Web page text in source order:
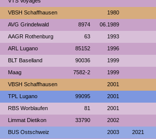
VBSH Schaffhausen 1980
AVG Grindelwald 8974 06.1989
AAGR Rothenburg 63 1993
ARL Lugano 85152 1996
BLT Baselland 90036 1999
Maag 7582-2 1999
VBSH Schaffhausen 2001
TPL Lugano 99095 2001
RBS Worblaufen 81 2001
Limmat Dietikon 33790 2002
BUS Ostschweiz 2003 2021